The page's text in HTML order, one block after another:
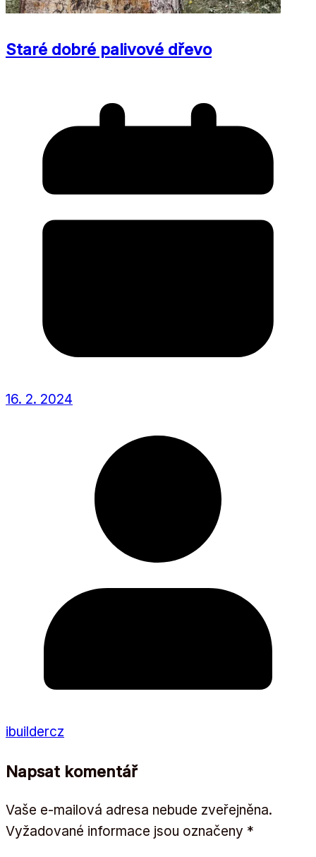
Staré dobré palivové dřevo
16. 2. 2024
ibuildercz
Napsat komentář
Vaše e-mailová adresa nebude zveřejněna.
Vyžadované informace jsou označeny *